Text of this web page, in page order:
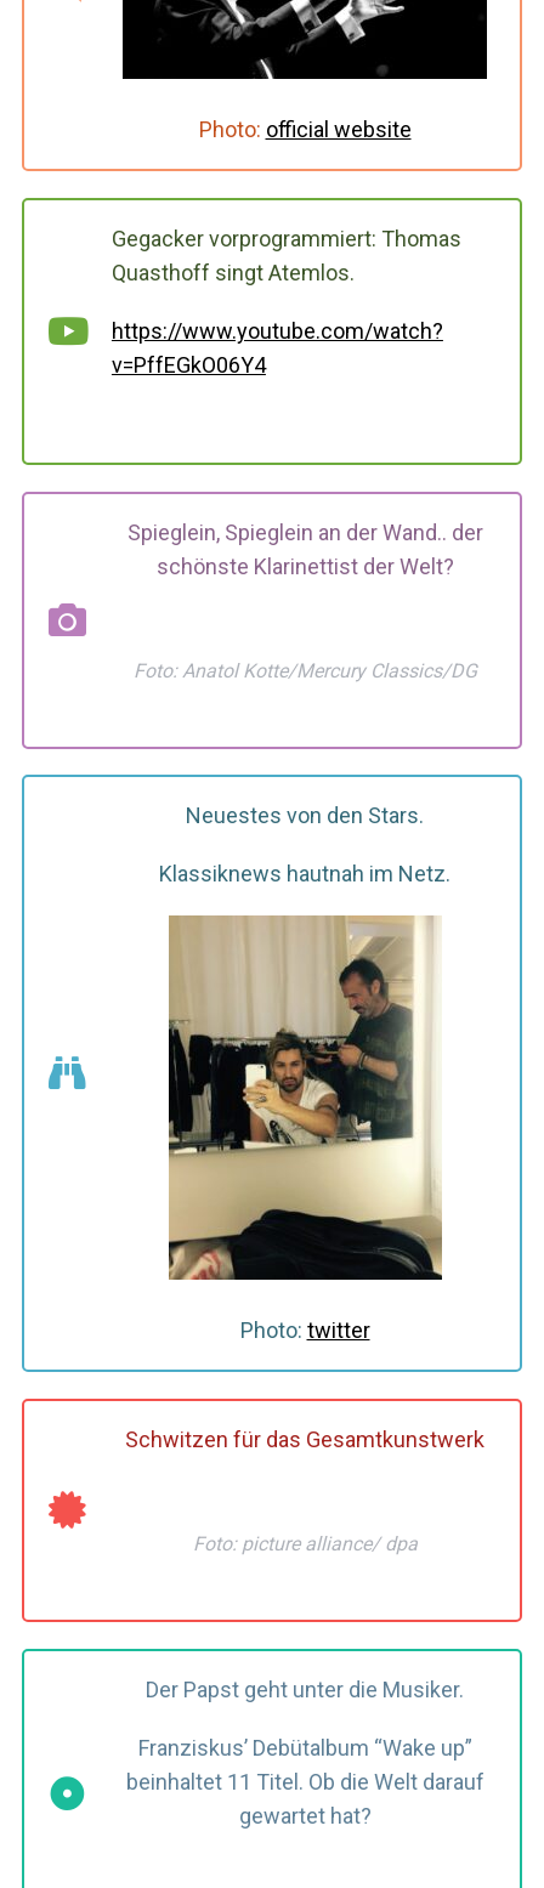
Photo: official website
Gegacker vorprogrammiert: Thomas
Quasthoff singt Atemlos.
https://www.youtube.com/watch?
v=PffEGkO06Y4
Spieglein, Spieglein an der Wand.. der
schönste Klarinettist der Welt?
Foto: Anatol Kotte/Mercury Classics/DG
Neuestes von den Stars.
Klassiknews hautnah im Netz.
Photo: twitter
Schwitzen für das Gesamtkunstwerk
Foto: picture alliance/ dpa
Der Papst geht unter die Musiker.
Franziskus’ Debütalbum “Wake up”
beinhaltet 11 Titel. Ob die Welt darauf
gewartet hat?